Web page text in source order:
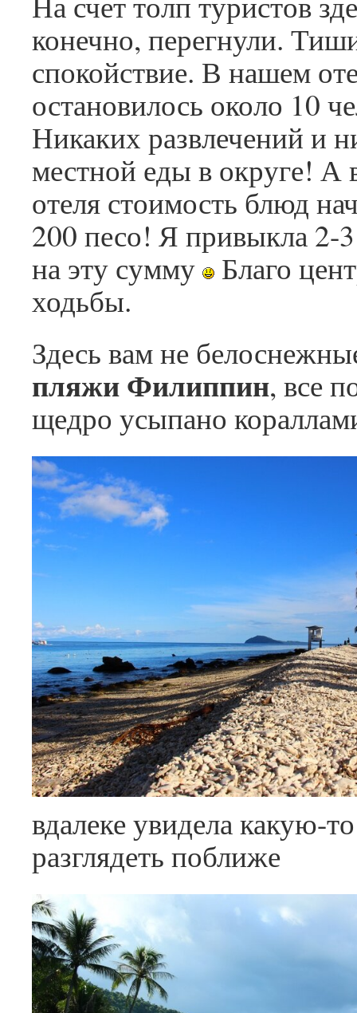
конечно, перегнули.
спокойствие. В нашем
остановилось около 10
Никаких развлечений и
местной еды в округе! А
отеля стоимость блюд
200 песо! Я привыкла 2-3
на эту сумму
Благо
ходьбы.
Здесь вам не
пляжи Филиппин, все
щедро усыпано
вдалеке увидела какую-
разглядеть поближе